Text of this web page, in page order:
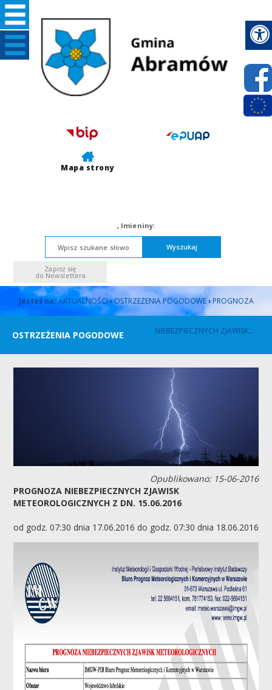
Mapa strony
, Imieniny:
Wyszukaj
Zapisz się
do Newslettera
Jesteś na:AKTUALNOŚCI›OSTRZEŻENIA POGODOWE› PROGNOZA
NIEBEZPIECZNYCH ZJAWISK...
OSTRZEŻENIA POGODOWE
Opublikowano: 15-06-2016
PROGNOZA NIEBEZPIECZNYCH ZJAWISK
METEOROLOGICZNYCH Z DN. 15.06.2016
od godz. 07:30 dnia 17.06.2016 do godz. 07:30 dnia 18.06.2016